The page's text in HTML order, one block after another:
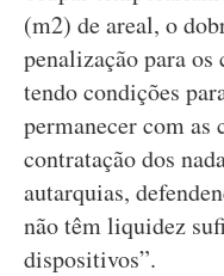
(m2) de areal, o
penalização para os
tendo condições
permanecer com as
contratação dos
autarquias,
não têm liquidez
dispositivos”.